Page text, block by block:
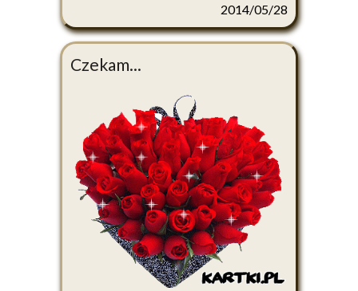
2014/05/28
Czekam...